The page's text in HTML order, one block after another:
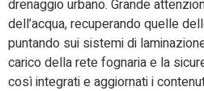
drenaggio urbano. Grande
dell’acqua, recuperando quelle
puntando sui sistemi di
carico della rete fognaria e la
così integrati e aggiornati i